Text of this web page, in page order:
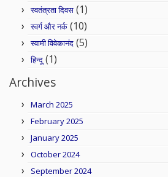
स्वतंत्रता दिवस (1)
स्वर्ग और नर्क (10)
स्वामी विवेकानंद (5)
हिन्दू (1)
Archives
March 2025
February 2025
January 2025
October 2024
September 2024